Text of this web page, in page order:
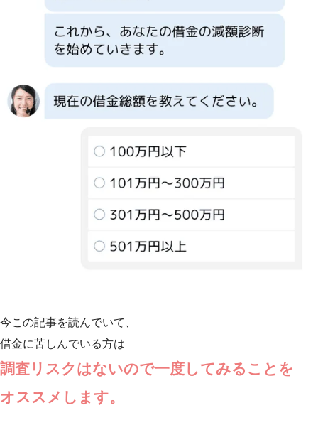
今この記事を読んでいて、
借金に苦しんでいる方は
調査リスクはないので一度してみることを
オススメします。